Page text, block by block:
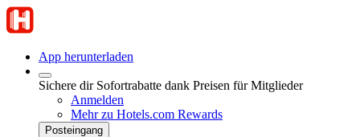
App herunterladen
Sichere dir Sofortrabatte dank Preisen für Mitglieder
Anmelden
Mehr zu Hotels.com Rewards
Posteingang